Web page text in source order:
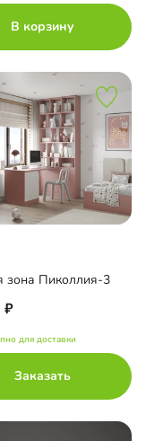
В корзину
зона Пиколлия-3
для доставки
Заказать